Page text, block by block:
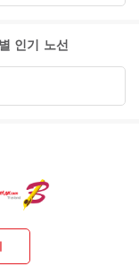
인기 노선